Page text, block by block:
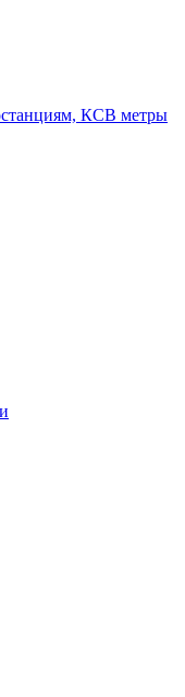
КСВ метры